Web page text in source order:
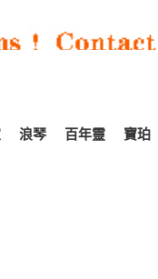
浪琴 百年靈 寶珀